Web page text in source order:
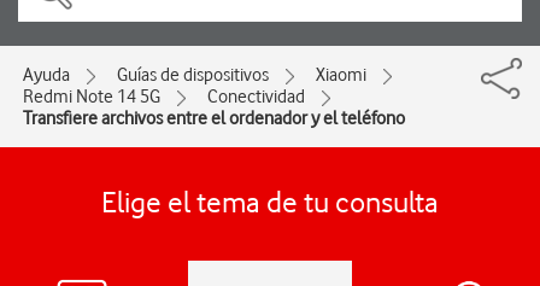
Ayuda Guías de dispositivos
Xiaomi
Redmi Note 14 5G
Conectividad
Transfiere archivos entre el ordenador y el teléfono
Elige el tema de tu consulta